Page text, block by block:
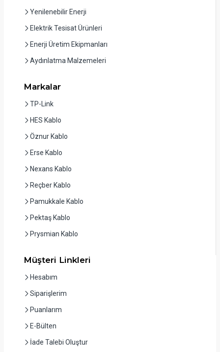
Yenilenebilir Enerji
Elektrik Tesisat Ürünleri
Enerji Üretim Ekipmanları
Aydınlatma Malzemeleri
Markalar
TP-Link
HES Kablo
Öznur Kablo
Erse Kablo
Nexans Kablo
Reçber Kablo
Pamukkale Kablo
Pektaş Kablo
Prysmian Kablo
Müşteri Linkleri
Hesabım
Siparişlerim
Puanlarım
E-Bülten
İade Talebi Oluştur